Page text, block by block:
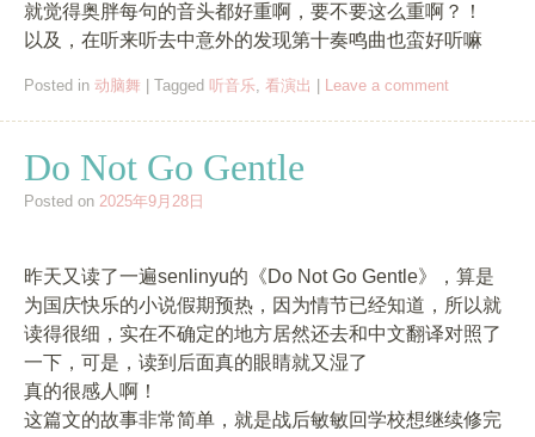
就觉得奥胖每句的音头都好重啊，要不要这么重啊？！
以及，在听来听去中意外的发现第十奏鸣曲也蛮好听嘛
Posted in 动脑舞 Tagged 听音乐, 看演出 Leave a comment
Do Not Go Gentle
Posted on 2025年9月28日
昨天又读了一遍senlinyu的《Do Not Go Gentle》，算是
为国庆快乐的小说假期预热，因为情节已经知道，所以就
读得很细，实在不确定的地方居然还去和中文翻译对照了
一下，可是，读到后面真的眼睛就又湿了
真的很感人啊！
这篇文的故事非常简单，就是战后敏敏回学校想继续修完